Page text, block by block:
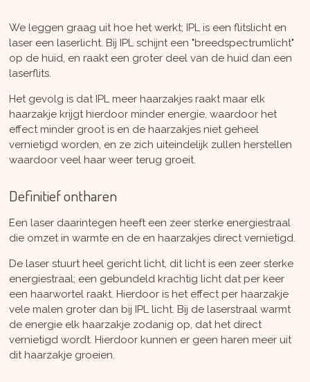
We leggen graag uit hoe het werkt; IPL is een flitslicht en
laser een laserlicht. Bij IPL schijnt een "breedspectrumlicht"
op de huid, en raakt een groter deel van de huid dan een
laserflits.
Het gevolg is dat IPL meer haarzakjes raakt maar elk
haarzakje krijgt hierdoor minder energie, waardoor het
effect minder groot is en de haarzakjes niet geheel
vernietigd worden, en ze zich uiteindelijk zullen herstellen
waardoor veel haar weer terug groeit.
Definitief ontharen
Een laser daarintegen heeft een zeer sterke energiestraal
die omzet in warmte en de en haarzakjes direct vernietigd.
De laser stuurt heel gericht licht, dit licht is een zeer sterke
energiestraal; een gebundeld krachtig licht dat per keer
een haarwortel raakt. Hierdoor is het effect per haarzakje
vele malen groter dan bij IPL licht. Bij de laserstraal warmt
de energie elk haarzakje zodanig op, dat het direct
vernietigd wordt. Hierdoor kunnen er geen haren meer uit
dit haarzakje groeien.